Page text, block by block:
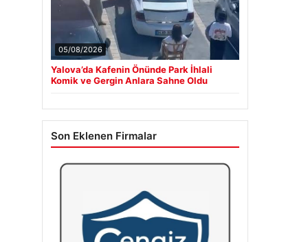
05/08/2026
Yalova’da Kafenin Önünde Park İhlali
Komik ve Gergin Anlara Sahne Oldu
Son Eklenen Firmalar